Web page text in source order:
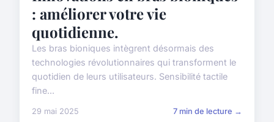
: améliorer votre vie
quotidienne.
Les bras bioniques intègrent désormais des
technologies révolutionnaires qui transforment le
quotidien de leurs utilisateurs. Sensibilité tactile
fine...
29 mai 2025 7 min de lecture →